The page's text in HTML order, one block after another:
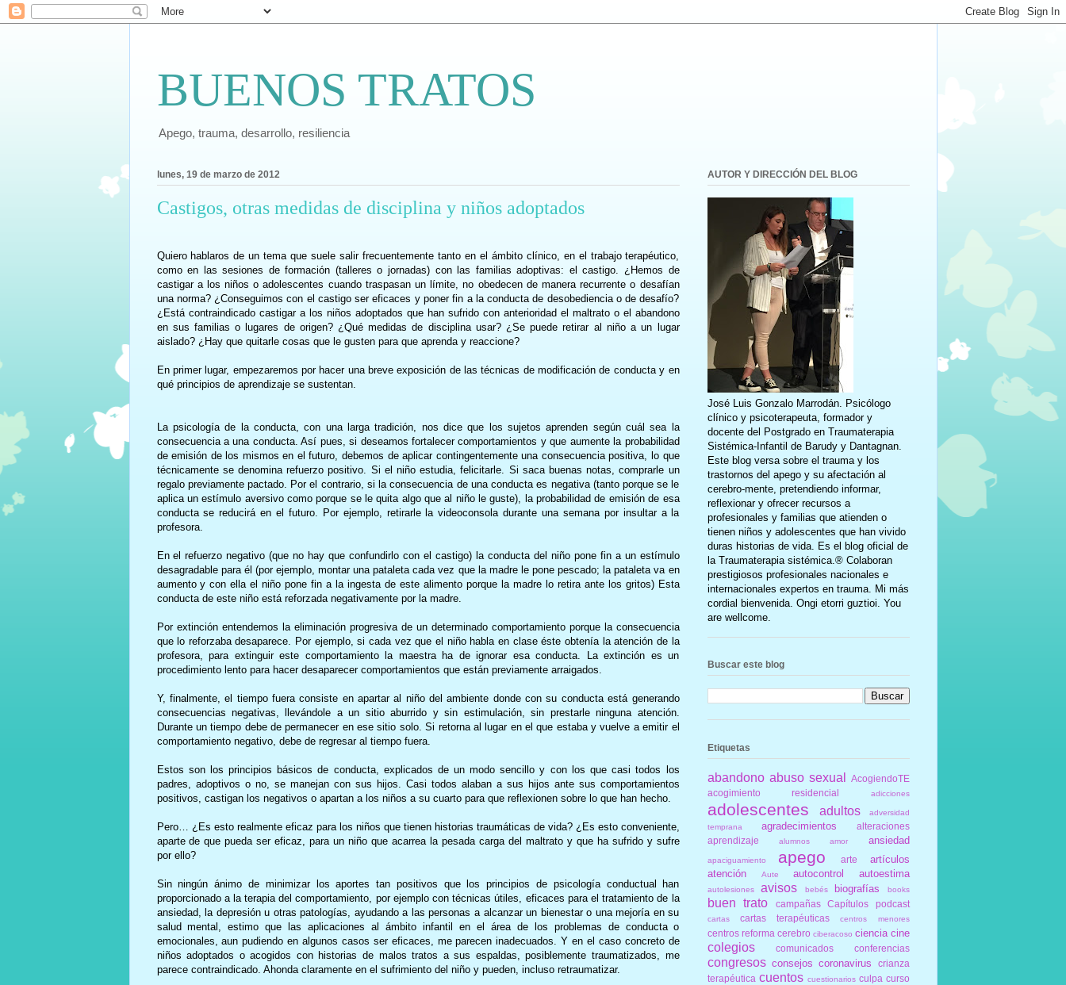
BUENOS TRATOS
Apego, trauma, desarrollo, resiliencia
lunes, 19 de marzo de 2012
Castigos, otras medidas de disciplina y niños adoptados
Quiero hablaros de un tema que suele salir frecuentemente tanto en el ámbito clínico, en el trabajo terapéutico,
como en las sesiones de formación (talleres o jornadas) con las familias adoptivas: el castigo. ¿Hemos de
castigar a los niños o adolescentes cuando traspasan un límite, no obedecen de manera recurrente o desafían
una norma? ¿Conseguimos con el castigo ser eficaces y poner fin a la conducta de desobediencia o de desafío?
¿Está contraindicado castigar a los niños adoptados que han sufrido con anterioridad el maltrato o el abandono
en sus familias o lugares de origen? ¿Qué medidas de disciplina usar? ¿Se puede retirar al niño a un lugar
aislado? ¿Hay que quitarle cosas que le gusten para que aprenda y reaccione?
En primer lugar, empezaremos por hacer una breve exposición de las técnicas de modificación de conducta y en
qué principios de aprendizaje se sustentan.
La psicología de la conducta, con una larga tradición, nos dice que los sujetos aprenden según cuál sea la
consecuencia a una conducta. Así pues, si deseamos fortalecer comportamientos y que aumente la probabilidad
de emisión de los mismos en el futuro, debemos de aplicar contingentemente una consecuencia positiva, lo que
técnicamente se denomina refuerzo positivo. Si el niño estudia, felicitarle. Si saca buenas notas, comprarle un
regalo previamente pactado. Por el contrario, si la consecuencia de una conducta es negativa (tanto porque se le
aplica un estímulo aversivo como porque se le quita algo que al niño le guste), la probabilidad de emisión de esa
conducta se reducirá en el futuro. Por ejemplo, retirarle la videoconsola durante una semana por insultar a la
profesora.
En el refuerzo negativo (que no hay que confundirlo con el castigo) la conducta del niño pone fin a un estímulo
desagradable para él (por ejemplo, montar una pataleta cada vez que la madre le pone pescado; la pataleta va en
aumento y con ella el niño pone fin a la ingesta de este alimento porque la madre lo retira ante los gritos) Esta
conducta de este niño está reforzada negativamente por la madre.
Por extinción entendemos la eliminación progresiva de un determinado comportamiento porque la consecuencia
que lo reforzaba desaparece. Por ejemplo, si cada vez que el niño habla en clase éste obtenía la atención de la
profesora, para extinguir este comportamiento la maestra ha de ignorar esa conducta. La extinción es un
procedimiento lento para hacer desaparecer comportamientos que están previamente arraigados.
Y, finalmente, el tiempo fuera consiste en apartar al niño del ambiente donde con su conducta está generando
consecuencias negativas, llevándole a un sitio aburrido y sin estimulación, sin prestarle ninguna atención.
Durante un tiempo debe de permanecer en ese sitio solo. Si retorna al lugar en el que estaba y vuelve a emitir el
comportamiento negativo, debe de regresar al tiempo fuera.
Estos son los principios básicos de conducta, explicados de un modo sencillo y con los que casi todos los
padres, adoptivos o no, se manejan con sus hijos. Casi todos alaban a sus hijos ante sus comportamientos
positivos, castigan los negativos o apartan a los niños a su cuarto para que reflexionen sobre lo que han hecho.
Pero… ¿Es esto realmente eficaz para los niños que tienen historias traumáticas de vida? ¿Es esto conveniente,
aparte de que pueda ser eficaz, para un niño que acarrea la pesada carga del maltrato y que ha sufrido y sufre
por ello?
Sin ningún ánimo de minimizar los aportes tan positivos que los principios de psicología conductual han
proporcionado a la terapia del comportamiento, por ejemplo con técnicas útiles, eficaces para el tratamiento de la
ansiedad, la depresión u otras patologías, ayudando a las personas a alcanzar un bienestar o una mejoría en su
salud mental, estimo que las aplicaciones al ámbito infantil en el área de los problemas de conducta o
emocionales, aun pudiendo en algunos casos ser eficaces, me parecen inadecuados. Y en el caso concreto de
niños adoptados o acogidos con historias de malos tratos a sus espaldas, posiblemente traumatizados, me
parece contraindicado. Ahonda claramente en el sufrimiento del niño y pueden, incluso retraumatizar.
AUTOR Y DIRECCIÓN DEL BLOG
José Luis Gonzalo Marrodán. Psicólogo
clínico y psicoterapeuta, formador y
docente del Postgrado en Traumaterapia
Sistémica-Infantil de Barudy y Dantagnan.
Este blog versa sobre el trauma y los
trastornos del apego y su afectación al
cerebro-mente, pretendiendo informar,
reflexionar y ofrecer recursos a
profesionales y familias que atienden o
tienen niños y adolescentes que han vivido
duras historias de vida. Es el blog oficial de
la Traumaterapia sistémica.® Colaboran
prestigiosos profesionales nacionales e
internacionales expertos en trauma. Mi más
cordial bienvenida. Ongi etorri guztioi. You
are wellcome.
Buscar este blog
Etiquetas
abandono abuso sexual
AcogiendoTE
acogimiento residencial
adicciones
adolescentes adultos
adversidad
temprana
agradecimientos
alteraciones
aprendizaje
alumnos amor ansiedad
apaciguamiento apego arte
artículos
atención
Aute autocontrol autoestima
autolesiones avisos bebés biografías books
buen trato campañas Capítulos podcast
cartas cartas terapéuticas centros menores
centros reforma cerebro ciberacoso ciencia cine
colegios comunicados conferencias
congresos consejos coronavirus
crianza
terapéutica cuentos cuestionarios culpa curso